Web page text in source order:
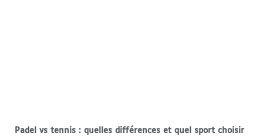
Padel vs tennis : quelles différences et quel sport choisir